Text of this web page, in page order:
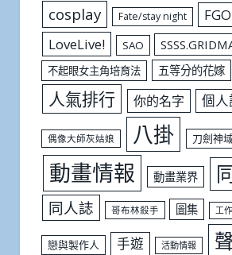
cosplay Fate/stay night FGO
LoveLive! SAO
不起眼女主角培育法 五等分的花嫁
人氣排行 你的名字 個人
偶像大師灰姑娘 八掛 刀劍神
動畫情報 動畫業界
同人誌 哥布林殺手 圖集 工
戀與製作人 手遊 活動情報